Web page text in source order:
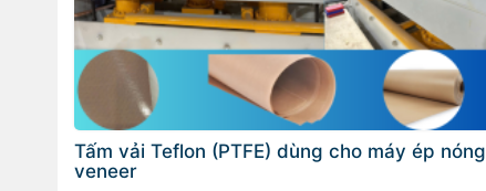
Tấm vải Teflon (PTFE) dùng cho máy ép nóng
veneer